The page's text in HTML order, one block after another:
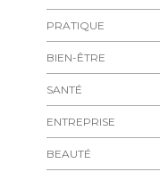
PRATIQUE
BIEN-ÊTRE
SANTÉ
ENTREPRISE
BEAUTÉ